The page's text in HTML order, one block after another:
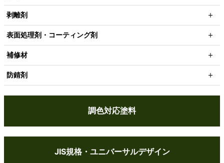
剥離剤
表面処理剤・コーティング剤
補修材
防錆剤
調色対応塗料
JIS規格・ユニバーサルデザイン